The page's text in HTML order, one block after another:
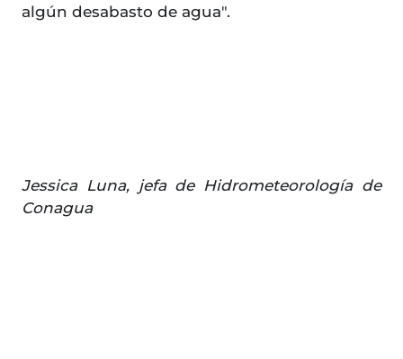
algún desabasto de agua".
Jessica Luna, jefa de Hidrometeorología de
Conagua